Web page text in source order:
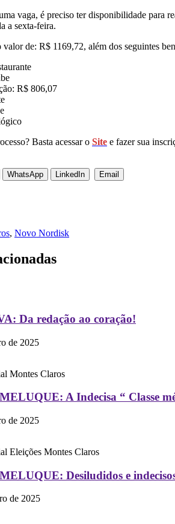
vaga, é preciso ter disponibilidade para
a sexta-feira.
valor de: R$ 1169,72, além dos seguintes
R$ 806,07
Basta acessar o Site e fazer sua
WhatsApp LinkedIn Email
, Novo Nordisk
Da redação ao coração!
de 2025
Montes Claros
A Indecisa “ Classe
de 2025
Eleições Montes Claros
Desiludidos e
de 2025